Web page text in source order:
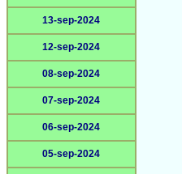
13-sep-2024
12-sep-2024
08-sep-2024
07-sep-2024
06-sep-2024
05-sep-2024